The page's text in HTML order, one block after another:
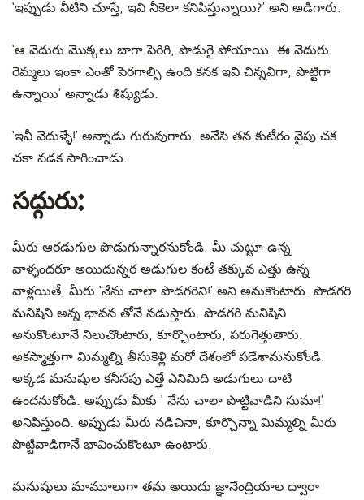
‘ఇప్పుడు వీటిని చూస్తే, ఇవి నీకెలా కనిపిస్తున్నాయి?’ అని అడిగారు.
‘ఆ వెదురు మొక్కలు బాగా పెరిగి, పొడుగై పోయాయి. ఈ వెదురు
రెమ్మలు ఇంకా ఎంతో పెరగాల్సి ఉంది కనక ఇవి చిన్నవిగా, పొట్టిగా
ఉన్నాయి’ అన్నాడు శిష్యుడు.
‘ఇవీ వెదుళ్ళే!’ అన్నాడు గురువుగారు. అనేసి తన కుటీరం వైపు చక
చకా నడక సాగించాడు.
సద్గురు:
మీరు ఆరడుగుల పొడుగున్నారనుకోండి. మీ చుట్టూ ఉన్న
వాళ్ళందరూ అయిదున్నర అడుగుల కంటే తక్కువ ఎత్తు ఉన్న
వాళ్లయితే, మీరు ‘నేను చాలా పొడగరిని!’ అని అనుకొంటారు. పొడగరి
మనిషిని అన్న భావన తోనే నడుస్తారు. పొడగరి మనిషిని
అనుకొంటూనే నిలుచొంటారు, కూర్చొంటారు, పరుగెత్తుతారు.
అకస్మాత్తుగా మిమ్మల్ని తీసుకెళ్లి మరో దేశంలో పడేశామనుకోండి.
అక్కడ మనుషుల కనీసపు ఎత్తే ఎనిమిది అడుగులు దాటి
ఉందనుకోండి. అప్పుడు మీకు ‘ నేను చాలా పొట్టివాడిని సుమా!’
అనిపిస్తుంది. అప్పుడు మీరు నడిచినా, కూర్చొన్నా మిమ్మల్ని మీరు
పొట్టివాడిగానే భావించుకొంటూ ఉంటారు.
మనుషులు మామూలుగా తమ అయిదు జ్ఞానేంద్రియాల ద్వారా